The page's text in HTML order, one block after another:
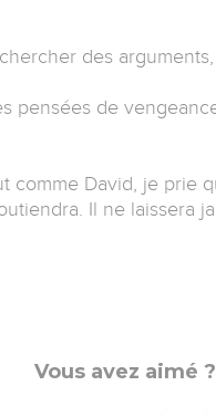
des
pensées de
comme David, je prie
Il ne laissera
Vous avez aimé